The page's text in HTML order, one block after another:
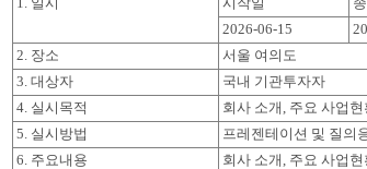
2026-06-15
2. 장소
서울 여의도
3. 대상자
국내 기관투자자
4. 실시목적
회사 소개, 주요 사업
5. 실시방법
프레젠테이션 및 질의
6. 주요내용
회사 소개, 주요 사업